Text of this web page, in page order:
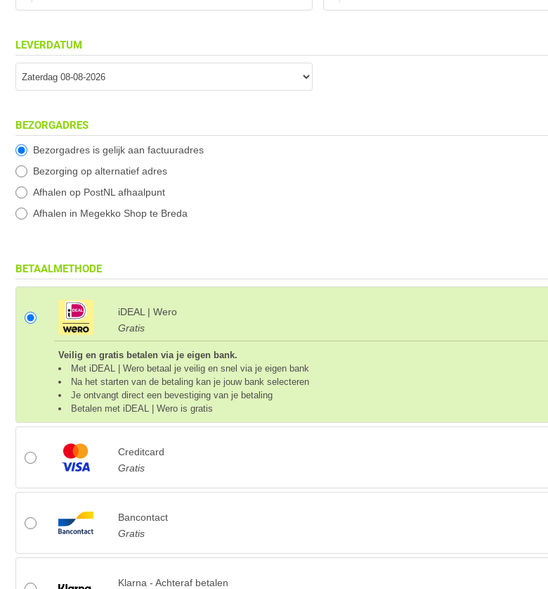
LEVERDATUM
BEZORGADRES
Bezorgadres is gelijk aan factuuradres
Bezorging op alternatief adres
Afhalen op PostNL afhaalpunt
Afhalen in Megekko Shop te Breda
BETAALMETHODE
iDEAL | Wero
Gratis
Veilig en gratis betalen via je eigen bank.
Met iDEAL | Wero betaal je veilig en snel via je eigen bank
Na het starten van de betaling kan je jouw bank selecteren
Je ontvangt direct een bevestiging van je betaling
Betalen met iDEAL | Wero is gratis
Creditcard
Gratis
Bancontact
Gratis
Klarna - Achteraf betalen